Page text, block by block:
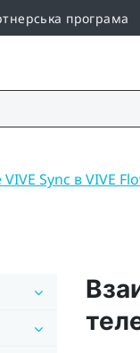
програма
Sync в VIVE